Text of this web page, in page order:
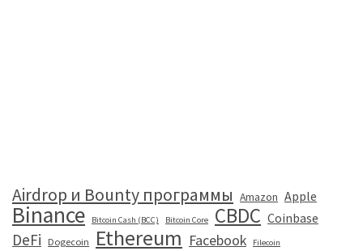
Airdrop и Bounty программы Amazon Apple
Binance Bitcoin Cash (BCC) Bitcoin Core CBDC Coinbase
DeFi Dogecoin Ethereum Facebook Filecoin